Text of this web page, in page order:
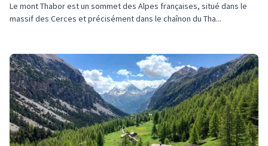
Le mont Thabor est un sommet des Alpes françaises, situé dans le
massif des Cerces et précisément dans le chaînon du Tha...